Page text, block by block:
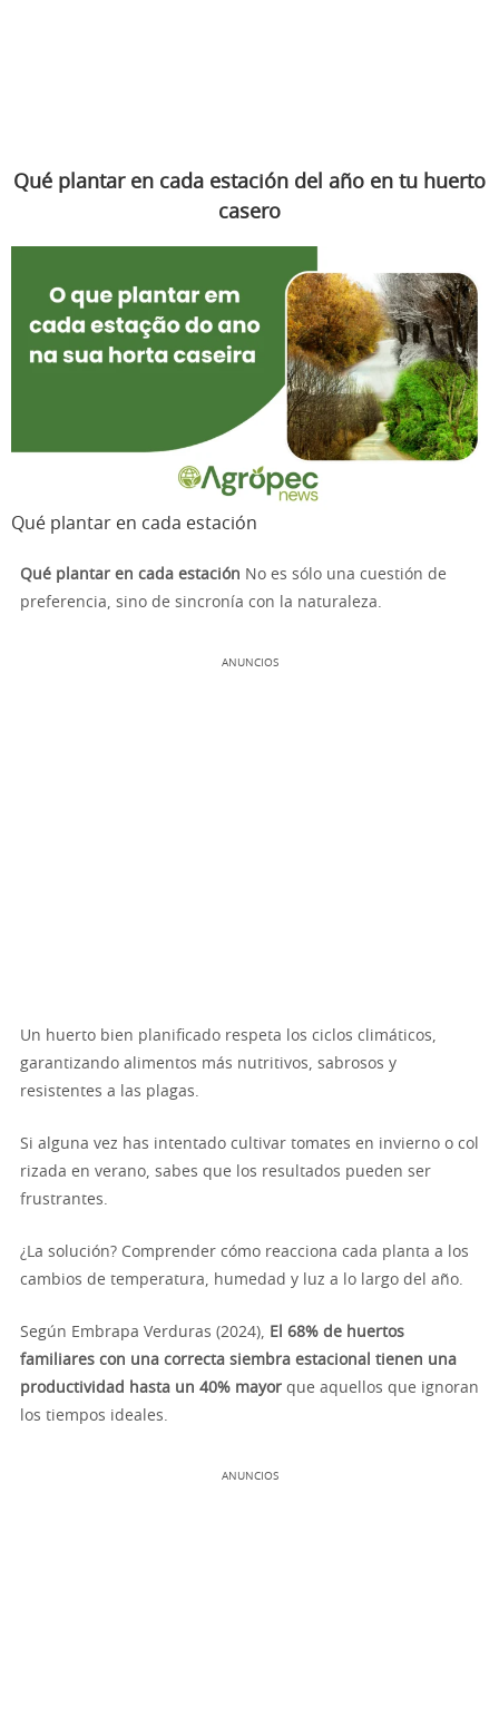
Qué plantar en cada estación del año en tu huerto
casero
Qué plantar en cada estación
Qué plantar en cada estación No es sólo una cuestión de
preferencia, sino de sincronía con la naturaleza.
ANUNCIOS
Un huerto bien planificado respeta los ciclos climáticos,
garantizando alimentos más nutritivos, sabrosos y
resistentes a las plagas.
Si alguna vez has intentado cultivar tomates en invierno o col
rizada en verano, sabes que los resultados pueden ser
frustrantes.
¿La solución? Comprender cómo reacciona cada planta a los
cambios de temperatura, humedad y luz a lo largo del año.
Según Embrapa Verduras (2024), El 68% de huertos
familiares con una correcta siembra estacional tienen una
productividad hasta un 40% mayor que aquellos que ignoran
los tiempos ideales.
ANUNCIOS